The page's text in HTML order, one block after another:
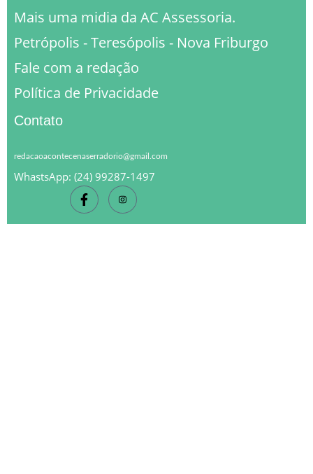
Mais uma midia da AC Assessoria.
Petrópolis - Teresópolis - Nova Friburgo
Fale com a redação
Política de Privacidade
Contato
redacaoacontecenaserradorio@gmail.com
WhastsApp: (24) 99287-1497